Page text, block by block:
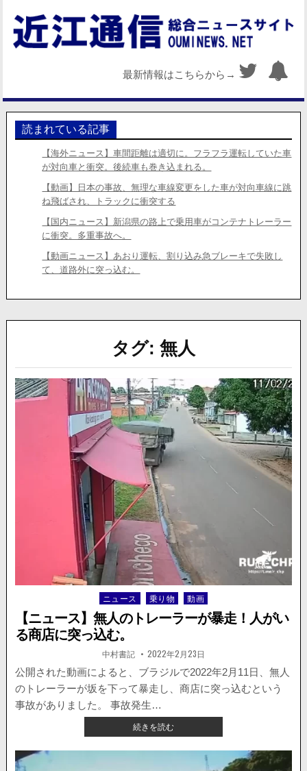
最新情報はこちらから→
読まれている記事
【海外ニュース】車間距離は適切に。フラフラ運転していた車
が対向車と衝突。後続車も巻き込まれる。
【動画】日本の事故、無理な車線変更をした車が対向車線に跳
ね飛ばされ、トラックに衝突する
【国内ニュース】新潟県の路上で乗用車がコンテナトレーラー
に衝突。多重事故へ。
【動画ニュース】あおり運転、割り込み急ブレーキで失敗し
て、道路外に突っ込む。
タグ: 無人
Posted
in
ニュース 乗り物 動画
【ニュース】無人のトレーラーが暴走！人がい
る商店に突っ込む。
著
者:
中村書記 掲
載
日：
2022年2月23日
公開された動画によると、ブラジルで2022年2月11日、無人
のトレーラーが坂を下って暴走し、商店に突っ込むという
事故がありました。 事故発生…
続きを読む【ニ
ュ
ー